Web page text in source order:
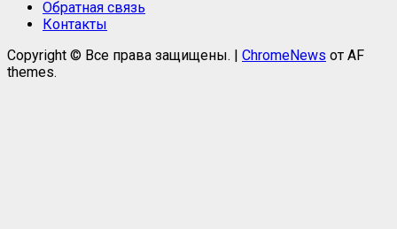
Обратная связь
Контакты
Copyright © Все права защищены.
ChromeNews от AF
themes.